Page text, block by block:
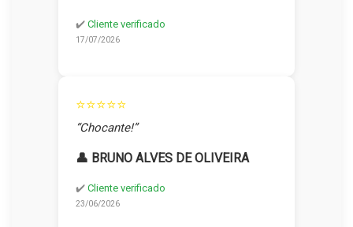
✔️ Cliente verificado
17/07/2026
⭐⭐⭐⭐⭐
“Chocante!”
👤 BRUNO ALVES DE OLIVEIRA
✔️ Cliente verificado
23/06/2026